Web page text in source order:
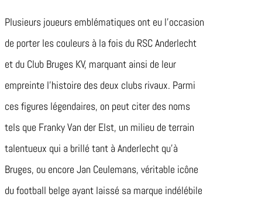
Plusieurs joueurs emblématiques ont eu l’occasion
de porter les couleurs à la fois du RSC Anderlecht
et du Club Bruges KV, marquant ainsi de leur
empreinte l’histoire des deux clubs rivaux. Parmi
ces figures légendaires, on peut citer des noms
tels que Franky Van der Elst, un milieu de terrain
talentueux qui a brillé tant à Anderlecht qu’à
Bruges, ou encore Jan Ceulemans, véritable icône
du football belge ayant laissé sa marque indélébile